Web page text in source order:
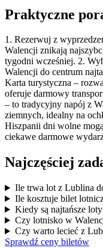
Praktyczne
1. Rezerwuj z
Walencji znikają
tygodni wcześniej. 2.
Walencji do centrum
Karta turystyczna –
oferuje darmowy
– to tradycyjny napój z
ziemnych, idealny na
Hiszpanii dni wolne
ciekawe darmowe
Najczęściej
Ile trwa lot z Lublina
Ile kosztuje bilet
Kiedy są najtańsze
Czy lotnisko w
Czy warto lecieć z
Sprawdź ceny biletów